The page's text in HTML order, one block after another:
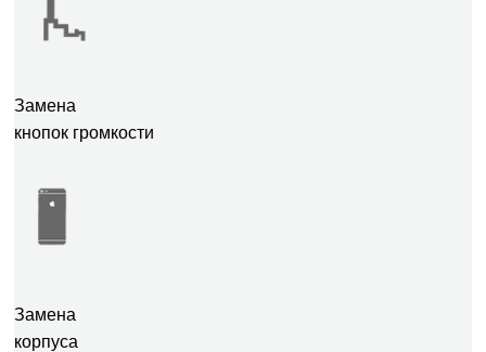
Замена
кнопок громкости
Замена
корпуса